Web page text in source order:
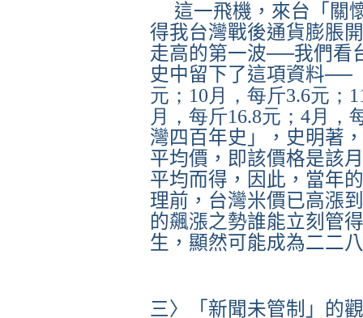
這一飛機，來台「關
得我台灣戰後通貨膨脹
走高的第一波──我們看
史中留下了這項資料──
元；10月，每斤3.6元；
月，每斤16.8元；4月
灣四百年史」，史明著
平均價，即該價格是該
平均而得，因此，當年
理前，台灣米價已高漲
的飆漲之勢誰能立刻管
生，顯然可能成為二二
三〉「新聞未管制」的